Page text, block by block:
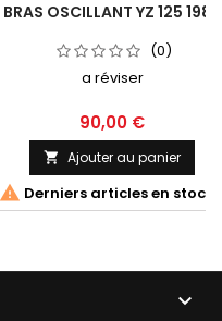
BRAS OSCILLANT YZ 125 1986
(0)
a réviser
90,00 €
 Ajouter au panier
 Derniers articles en stock
